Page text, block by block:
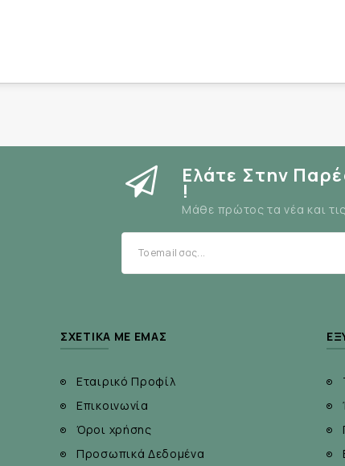
Ελάτε Στην
!
Μάθε πρώτος τα νέα και
ΣΧΕΤΙΚΆ ΜΕ ΕΜΆΣ
Εταιρικό Προφίλ
Επικοινωνία
Όροι χρήσης
Προσωπικά Δεδομένα